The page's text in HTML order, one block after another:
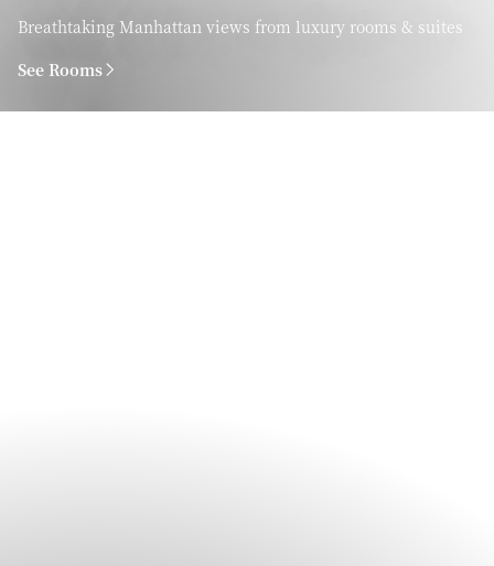
Breathtaking Manhattan views from luxury rooms & suites
See Rooms